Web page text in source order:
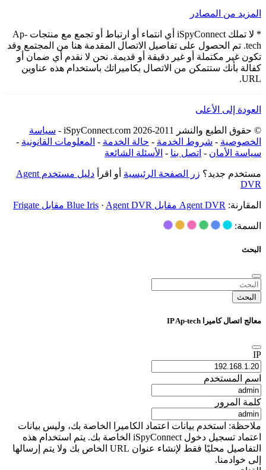
المزيد من المصادر
* لا تملك iSpyConnect أي انتماء أو ارتباط أو تجمع مع منتجات Ap-
tech. تم الحصول على تفاصيل الاتصال المقدمة هنا من المجتمع وقد
تكون غير مكتملة أو غير دقيقة أو قديمة. نحن لا نقدم أي ضمان أو
كفالة بأنك ستتمكن من الاتصال بكاميراتك باستخدام هذه عناوين
URL.
العودة إلى الأعلى
© حقوق الطبع والنشر 2011-2026 iSpyConnect.com -
سياسة
الخصوصية - شروط الخدمة - حالة الخدمة - المعلومات القانونية -
سياسة الأمان - اتصل بنا - الأسئلة الشائعة
مستخدم جديد؟ زر الصفحة الرئيسية أو اقرأ
دليل مستخدم Agent
DVR
المقارنة: Agent DVR مقابل Blue Iris · Agent DVR مقابل Frigate
السمة:
البحث
البحث
معالج اتصال كاميرا IP Ap-tech
IP
اسم المستخدم
كلمة المرور
ملاحظة: استخدم بيانات اعتماد الكاميرا الخاصة بك، وليس بيانات
اعتماد تسجيل دخول iSpyConnect الخاصة بك. يتم استخدام هذه
التفاصيل محليًا فقط لإنشاء عنوان URL الخاص بك ولا يتم إرسالها
إلى خوادمنا.